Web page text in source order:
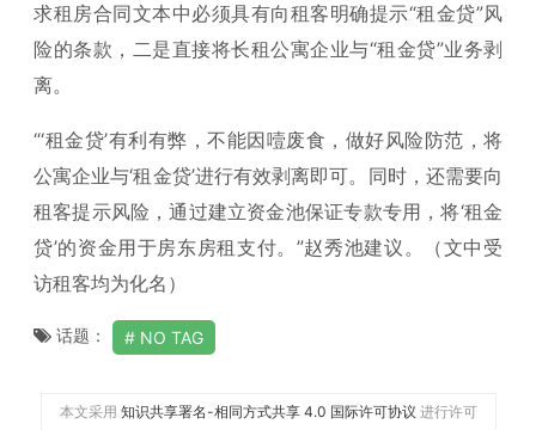
求租房合同文本中必须具有向租客明确提示“租金贷”风
险的条款，二是直接将长租公寓企业与“租金贷”业务剥
离。
“‘租金贷’有利有弊，不能因噎废食，做好风险防范，将
公寓企业与‘租金贷’进行有效剥离即可。同时，还需要向
租客提示风险，通过建立资金池保证专款专用，将‘租金
贷’的资金用于房东房租支付。”赵秀池建议。（文中受
访租客均为化名）
话题： NO TAG
本文采用 知识共享署名-相同方式共享 4.0 国际许可协议 进行许可